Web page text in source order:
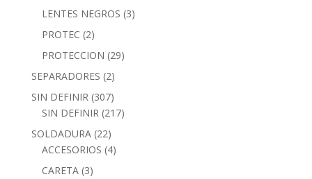
LENTES NEGROS (3)
PROTEC (2)
PROTECCION (29)
SEPARADORES (2)
SIN DEFINIR (307)
SIN DEFINIR (217)
SOLDADURA (22)
ACCESORIOS (4)
CARETA (3)